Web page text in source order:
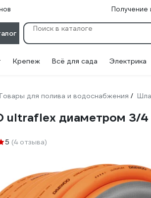
Получение
Крепеж Всё для сада Электрика
для полива и водоснабжения /
ultraflex диаметром 3/4
5 (4 отзыва)